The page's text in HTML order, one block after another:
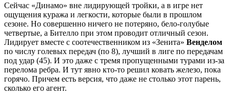
Сейчас «Динамо» вне лидирующей тройки, а в игре нет
ощущения куража и легкости, которые были в прошлом
сезоне. Но совершенно ничего не потеряно, бело-голубые
четвертые, а Бителло при этом проводит отличный сезон.
Лидирует вместе с соотечественником из «Зенита» Венделом
по числу голевых передач (по 8), лучший в лиге по передачам
под удар (45). И это даже с тремя пропущенными турами из-за
перелома ребра. И тут явно кто-то решил ковать железо, пока
горячо. Причем есть версия, что даже не столько этот парень,
сколько его агент.